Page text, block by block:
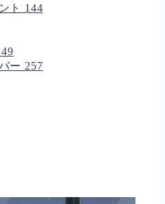
ト 144
49
ー 257